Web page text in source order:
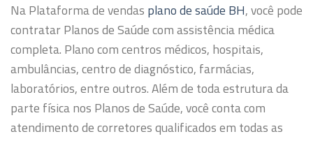
Na Plataforma de vendas plano de saúde BH, você pode
contratar Planos de Saúde com assistência médica
completa. Plano com centros médicos, hospitais,
ambulâncias, centro de diagnóstico, farmácias,
laboratórios, entre outros.Além de toda estrutura da
parte física nos Planos de Saúde, você conta com
atendimento de corretores qualificados em todas as